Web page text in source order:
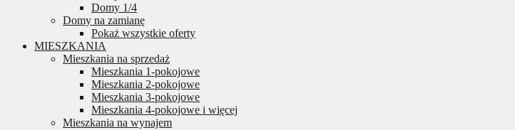
Domy 1/4
Domy na zamianę
Pokaż wszystkie oferty
MIESZKANIA
Mieszkania na sprzedaż
Mieszkania 1-pokojowe
Mieszkania 2-pokojowe
Mieszkania 3-pokojowe
Mieszkania 4-pokojowe i więcej
Mieszkania na wynajem